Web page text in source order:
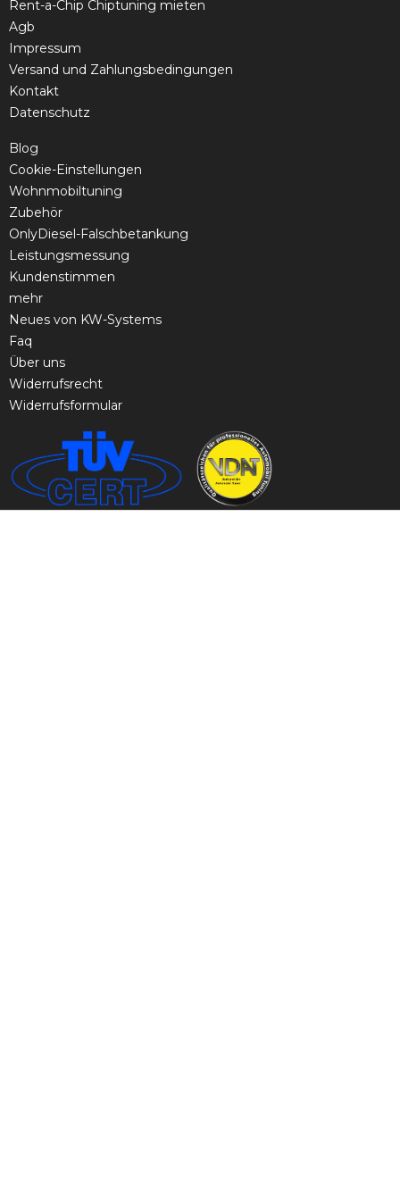
Rent-a-Chip Chiptuning mieten
Agb
Impressum
Versand und Zahlungsbedingungen
Kontakt
Datenschutz
Blog
Cookie-Einstellungen
Wohnmobiltuning
Zubehör
OnlyDiesel-Falschbetankung
Leistungsmessung
Kundenstimmen
mehr
Neues von KW-Systems
Faq
Über uns
Widerrufsrecht
Widerrufsformular